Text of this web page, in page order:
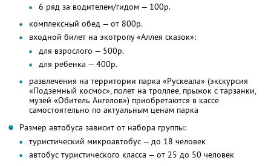
6 ряд за водителем/гидом — 100р.
комплексный обед — от 800р.
входной билет на экотропу «Аллея сказок»:
для взрослого — 500р.
для ребенка — 400р.
развлечения на территории парка «Рускеала» (экскурсия
«Подземный космос», полет на троллее, прыжок с тарзанки,
музей «Обитель Ангелов») приобретаются в кассе
самостоятельно по актуальным ценам парка
Размер автобуса зависит от набора группы:
туристический микроавтобус — до 18 человек
автобус туристического класса — от 25 до 50 человек